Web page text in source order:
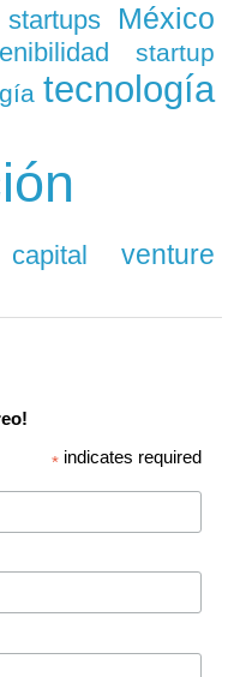
México
startup
tecnología
venture
* indicates required